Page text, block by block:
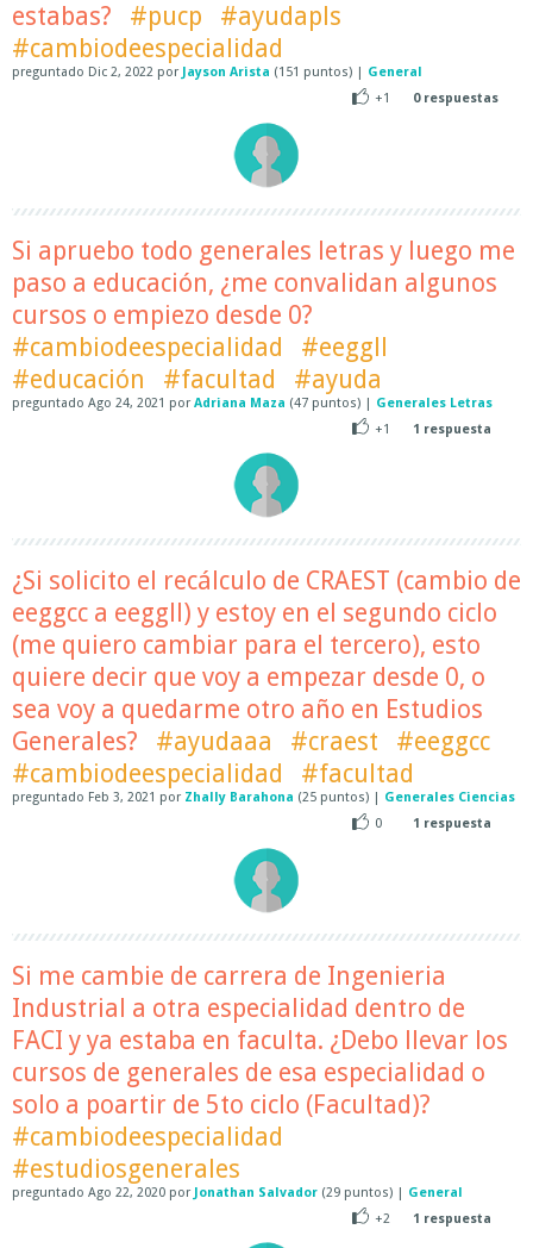
estabas?
#pucp
#ayudapls
#cambiodeespecialidad
preguntado Dic 2, 2022 por Jayson Arista (151 puntos) | General
+1
0respuestas
Si apruebo todo generales letras y luego me
paso a educación, ¿me convalidan algunos
cursos o empiezo desde 0?
#cambiodeespecialidad
#eeggll
#educación
#facultad #ayuda
preguntado Ago 24, 2021 por Adriana Maza (47 puntos) | Generales Letras
+1
1 respuesta
¿Si solicito el recálculo de CRAEST (cambio de
eeggcc a eeggll) y estoy en el segundo ciclo
(me quiero cambiar para el tercero), esto
quiere decir que voy a empezar desde 0, o
sea voy a quedarme otro año en Estudios
Generales?
#ayudaaa #craest
#eeggcc
#cambiodeespecialidad
#facultad
preguntado Feb 3, 2021 por Zhally Barahona (25 puntos) | Generales Ciencias
0
1 respuesta
Si me cambie de carrera de Ingenieria
Industrial a otra especialidad dentro de
FACI y ya estaba en faculta. ¿Debo llevar los
cursos de generales de esa especialidad o
solo a poartir de 5to ciclo (Facultad)?
#cambiodeespecialidad
#estudiosgenerales
preguntado Ago 22, 2020 por Jonathan Salvador (29 puntos) | General
+2
1 respuesta